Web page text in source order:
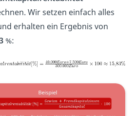
Wir setzen einfach alles
erhalten ein Ergebnis von
%: